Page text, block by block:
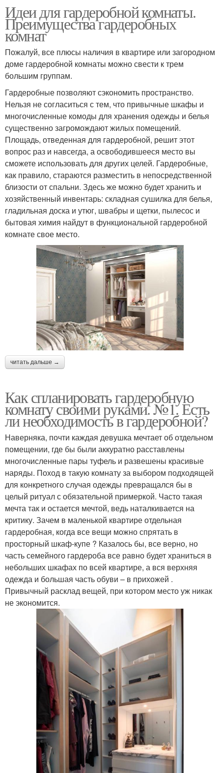
Идеи для гардеробной комнаты.
Преимущества гардеробных
комнат
Пожалуй, все плюсы наличия в квартире или загородном
доме гардеробной комнаты можно свести к трем
большим группам.
Гардеробные позволяют сэкономить пространство.
Нельзя не согласиться с тем, что привычные шкафы и
многочисленные комоды для хранения одежды и белья
существенно загромождают жилых помещений.
Площадь, отведенная для гардеробной, решит этот
вопрос раз и навсегда, а освободившееся место вы
сможете использовать для других целей. Гардеробные,
как правило, стараются разместить в непосредственной
близости от спальни. Здесь же можно будет хранить и
хозяйственный инвентарь: складная сушилка для белья,
гладильная доска и утюг, швабры и щетки, пылесос и
бытовая химия найдут в функциональной гардеробной
комнате свое место.
читать дальше →
Как спланировать гардеробную
комнату своими руками. №1. Есть
ли необходимость в гардеробной?
Наверняка, почти каждая девушка мечтает об отдельном
помещении, где бы были аккуратно расставлены
многочисленные пары туфель и развешены красивые
наряды. Поход в такую комнату за выбором подходящей
для конкретного случая одежды превращался бы в
целый ритуал с обязательной примеркой. Часто такая
мечта так и остается мечтой, ведь наталкивается на
критику. Зачем в маленькой квартире отдельная
гардеробная, когда все вещи можно спрятать в
просторный шкаф-купе ? Казалось бы, все верно, но
часть семейного гардероба все равно будет храниться в
небольших шкафах по всей квартире, а вся верхняя
одежда и большая часть обуви – в прихожей .
Привычный расклад вещей, при котором место уж никак
не экономится.